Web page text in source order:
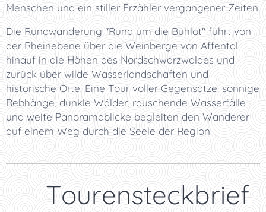
Menschen und ein stiller Erzähler vergangener Zeiten.
Die Rundwanderung "Rund um die Bühlot" führt von
der Rheinebene über die Weinberge von Affental
hinauf in die Höhen des Nordschwarzwaldes und
zurück über wilde Wasserlandschaften und
historische Orte. Eine Tour voller Gegensätze: sonnige
Rebhänge, dunkle Wälder, rauschende Wasserfälle
und weite Panoramablicke begleiten den Wanderer
auf einem Weg durch die Seele der Region.
📋 Tourensteckbrief